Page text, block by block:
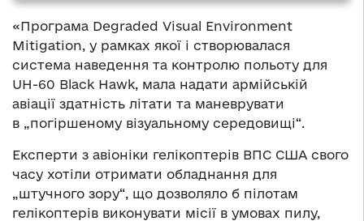
«Програма Degraded Visual Environment
Mitigation, у рамках якої і створювалася
система наведення та контролю польоту для
UH-60 Black Hawk, мала надати армійській
авіації здатність літати та маневрувати
в „погіршеному візуальному середовищі“.
Експерти з авіоніки гелікоптерів ВПС США свого
часу хотіли отримати обладнання для
„штучного зору“, що дозволяло б пілотам
гелікоптерів виконувати місії в умовах пилу,